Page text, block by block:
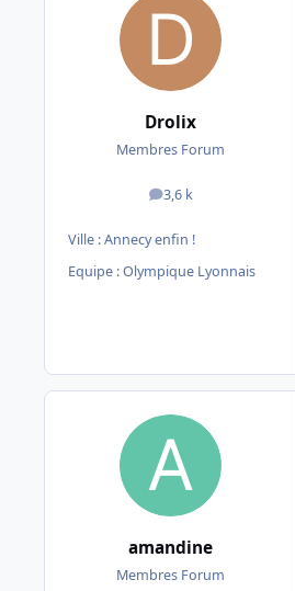
Drolix
Membres Forum
3,6 k
messages
Ville :Annecy enfin !
Equipe : Olympique Lyonnais
amandine
Membres Forum